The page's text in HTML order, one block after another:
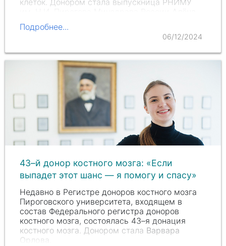
Подробнее...
06/12/2024
43–й донор костного мозга: «Если
выпадет этот шанс — я помогу и спасу»
Недавно в Регистре доноров костного мозга
Пироговского университета, входящем в
состав Федерального регистра доноров
костного мозга, состоялась 43–я донация
костного мозга. Донором стала Варвара
Орлова